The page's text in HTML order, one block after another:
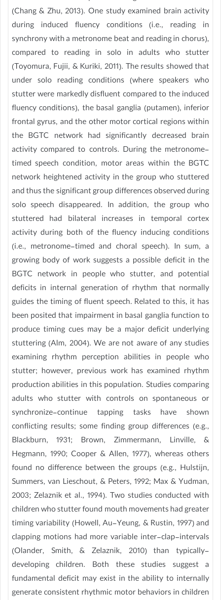
(Chang & Zhu, 2013). One study examined brain activity
during induced fluency conditions (i.e., reading in
synchrony with a metronome beat and reading in chorus),
compared to reading in solo in adults who stutter
(Toyomura, Fujii, & Kuriki, 2011). The results showed that
under solo reading conditions (where speakers who
stutter were markedly disfluent compared to the induced
fluency conditions), the basal ganglia (putamen), inferior
frontal gyrus, and the other motor cortical regions within
the BGTC network had significantly decreased brain
activity compared to controls. During the metronome-
timed speech condition, motor areas within the BGTC
network heightened activity in the group who stuttered
and thus the significant group differences observed during
solo speech disappeared. In addition, the group who
stuttered had bilateral increases in temporal cortex
activity during both of the fluency inducing conditions
(i.e., metronome-timed and choral speech). In sum, a
growing body of work suggests a possible deficit in the
BGTC network in people who stutter, and potential
deficits in internal generation of rhythm that normally
guides the timing of fluent speech. Related to this, it has
been posited that impairment in basal ganglia function to
produce timing cues may be a major deficit underlying
stuttering (Alm, 2004). We are not aware of any studies
examining rhythm perception abilities in people who
stutter; however, previous work has examined rhythm
production abilities in this population. Studies comparing
adults who stutter with controls on spontaneous or
synchronize-continue tapping tasks have shown
conflicting results; some finding group differences (e.g.,
Blackburn, 1931; Brown, Zimmermann, Linville, &
Hegmann, 1990; Cooper & Allen, 1977), whereas others
found no difference between the groups (e.g., Hulstijn,
Summers, van Lieschout, & Peters, 1992; Max & Yudman,
2003; Zelaznik et al., 1994). Two studies conducted with
children who stutter found mouth movements had greater
timing variability (Howell, Au-Yeung, & Rustin, 1997) and
clapping motions had more variable inter-clap-intervals
(Olander, Smith, & Zelaznik, 2010) than typically-
developing children. Both these studies suggest a
fundamental deficit may exist in the ability to internally
generate consistent rhythmic motor behaviors in children